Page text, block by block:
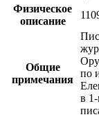
Физическое
описание
Общие
примечания
по
в